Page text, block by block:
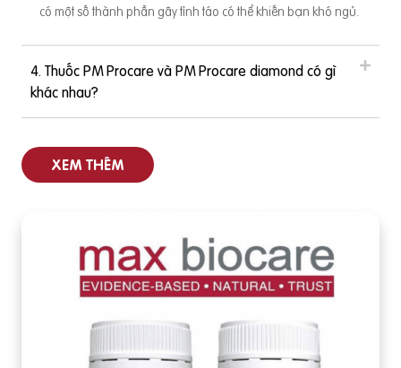
có một số thành phần gây tỉnh táo có thể khiến bạn khó ngủ.
4. Thuốc PM Procare và PM Procare diamond có gì
khác nhau?
XEM THÊM